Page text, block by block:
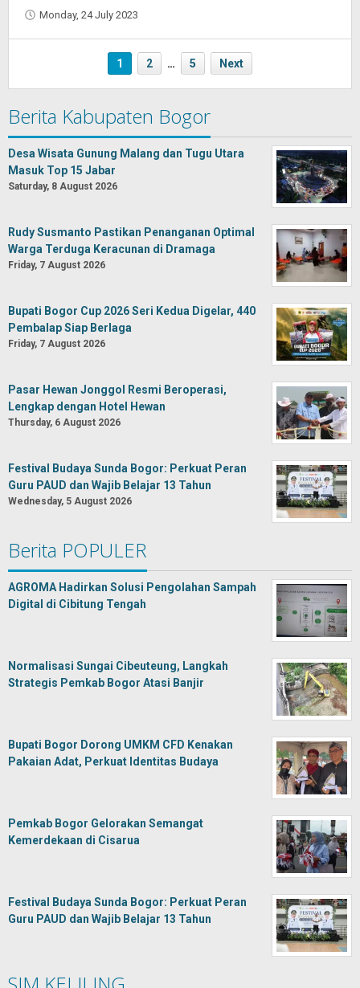
Monday, 24 July 2023
1 2 … 5 Next
Berita Kabupaten Bogor
Desa Wisata Gunung Malang dan Tugu Utara
Masuk Top 15 Jabar
Saturday, 8 August 2026
Rudy Susmanto Pastikan Penanganan Optimal
Warga Terduga Keracunan di Dramaga
Friday, 7 August 2026
Bupati Bogor Cup 2026 Seri Kedua Digelar, 440
Pembalap Siap Berlaga
Friday, 7 August 2026
Pasar Hewan Jonggol Resmi Beroperasi,
Lengkap dengan Hotel Hewan
Thursday, 6 August 2026
Festival Budaya Sunda Bogor: Perkuat Peran
Guru PAUD dan Wajib Belajar 13 Tahun
Wednesday, 5 August 2026
Berita POPULER
AGROMA Hadirkan Solusi Pengolahan Sampah
Digital di Cibitung Tengah
Normalisasi Sungai Cibeuteung, Langkah
Strategis Pemkab Bogor Atasi Banjir
Bupati Bogor Dorong UMKM CFD Kenakan
Pakaian Adat, Perkuat Identitas Budaya
Pemkab Bogor Gelorakan Semangat
Kemerdekaan di Cisarua
Festival Budaya Sunda Bogor: Perkuat Peran
Guru PAUD dan Wajib Belajar 13 Tahun